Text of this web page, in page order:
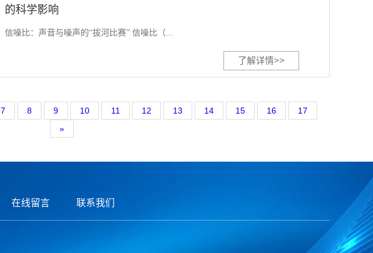
的科学影响
信噪比：声音与噪声的“拔河比赛” 信噪比（...
了解详情>>
7 8 9 10 11 12 13 14 15 16
17
»
在线留言 联系我们